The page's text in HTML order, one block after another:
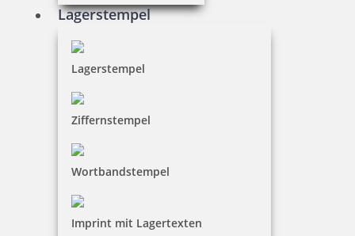
Lagerstempel
Lagerstempel
Ziffernstempel
Wortbandstempel
Imprint mit Lagertexten